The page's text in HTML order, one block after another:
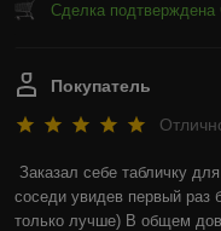
Сделка подтверждена
Покупатель
Заказал себе табличку
соседи увидев первый раз
только лучше) В общем